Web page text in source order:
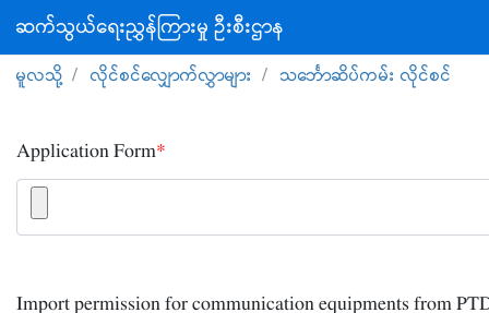
ဆက်သွယ်ရေးညွှန်ကြားမှု ဦးစီးဌာန
မူလသို့ လိုင်စင်လျှောက်လွှာများ သင်္ဘောဆိပ်ကမ်း လိုင်စင်
Application Form*
Import permission for communication equipments from